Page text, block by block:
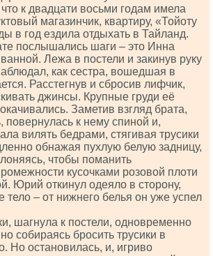
что к двадцати восьми годам имела
магазинчик, квартиру, «Тойоту
в год ездила отдыхать в Тайланд.
послышались шаги – это Инна
Лежа в постели и закинув руку
как сестра, вошедшая в
Расстегнув и сбросив лифчик,
джинсы. Крупные груди её
Заметив взгляд брата,
повернулась к нему спиной и,
вилять бедрами, стягивая трусики
обнажая пухлую белую задницу,
чтобы поманить
кусочками розовой плоти
Юрий откинул одеяло в сторону,
тело – от нижнего белья он уже успел
шагнула к постели, одновременно
собираясь бросить трусики в
Но остановилась, и, игриво